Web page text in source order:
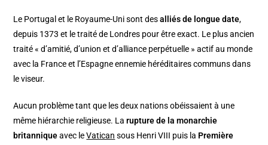
Le Portugal et le Royaume-Uni sont desalliés de longue date,
depuis 1373 et le traité de Londres pour être exact. Le plus ancien
traité « d’amitié, d’union et d’alliance perpétuelle » actif au monde
avec la France et l’Espagne ennemie héréditaires communs dans
le viseur.
Aucun problème tant que les deux nations obéissaient à une
même hiérarchie religieuse. Larupture de la monarchie
britanniqueavec leVatican sous Henri VIII puis la Première